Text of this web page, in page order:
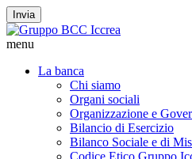
Invia
menu
La banca
Chi siamo
Organi sociali
Organizzazione e
Bilancio di Esercizio
Bilanco Sociale e di
Codice Etico Gruppo